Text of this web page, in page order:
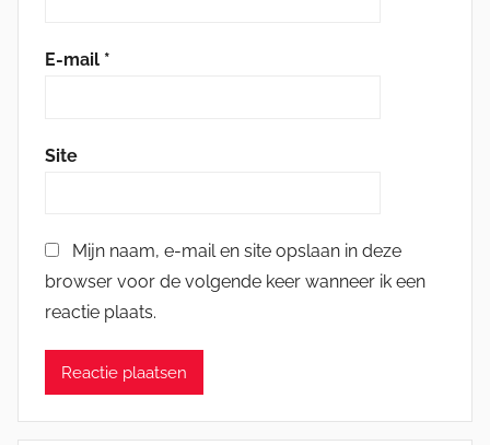
E-mail *
Site
Mijn naam, e-mail en site opslaan in deze
browser voor de volgende keer wanneer ik een
reactie plaats.